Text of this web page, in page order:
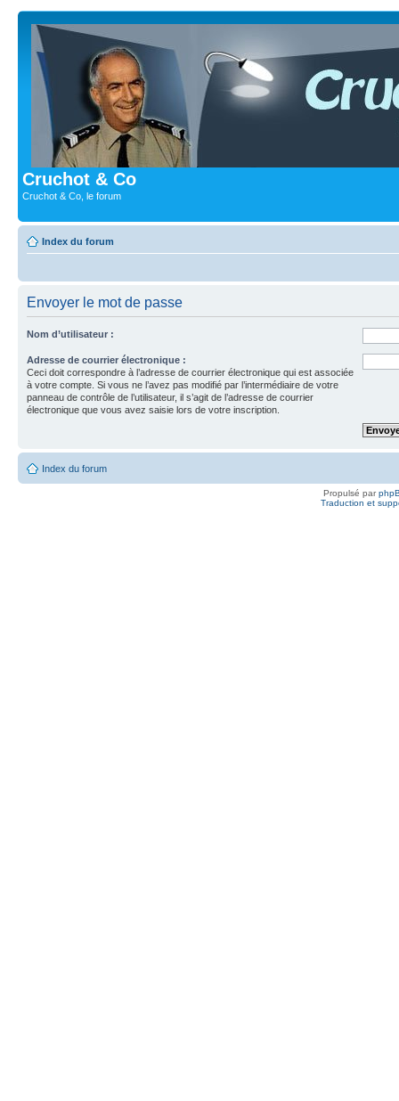
Cruchot & Co
Cruchot & Co, le forum
Index du forum
Envoyer le mot de passe
Nom d’utilisateur :
Adresse de courrier électronique :
Ceci doit correspondre à l’adresse de courrier électronique qui est associée
à votre compte. Si vous ne l’avez pas modifié par l’intermédiaire de votre
panneau de contrôle de l’utilisateur, il s’agit de l’adresse de courrier
électronique que vous avez saisie lors de votre inscription.
Index du forum
Propulsé par
Traduction et